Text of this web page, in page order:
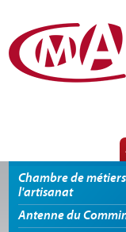
Chambre de
l'artisanat
Antenne du